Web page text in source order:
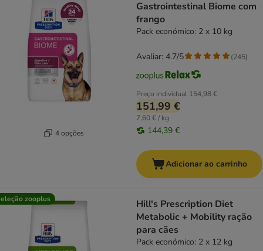
4 opções
Gastrointestinal Biome com
frango
Pack económico: 2 x 10 kg
Preço individual 154,98 €
151,99 €
7,60 € / kg
144,39 €
Avaliar: 4.7/5 (245)
Adicionar ao carrinho
zooplus
Hill's Prescription Diet
Metabolic + Mobility ração
para cães
Pack económico: 2 x 12 kg